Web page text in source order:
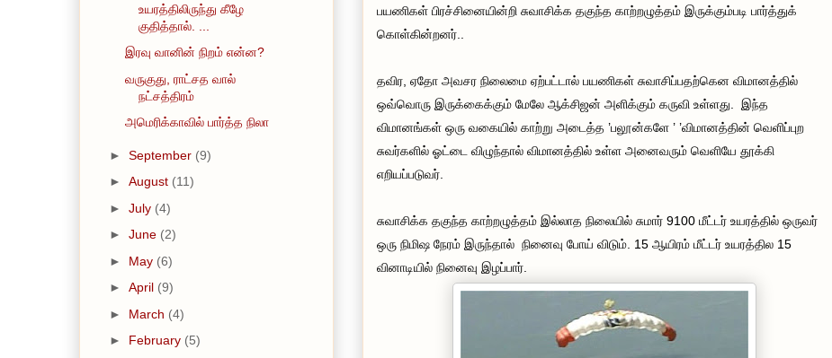
பயணிகள் பிரச்சினையின்றி சுவாசிக்க தகுந்த காற்றழுத்தம் இருக்கும்படி பார்த்துக்
கொள்கின்றனர்..
தவிர, ஏதோ அவசர நிலைமை ஏற்பட்டால் பயணிகள் சுவாசிப்பதற்கென விமானத்தில்
ஒவ்வொரு இருக்கைக்கும் மேலே ஆக்சிஜன் அளிக்கும் கருவி உள்ளது. இந்த
விமானங்கள் ஒரு வகையில் காற்று அடைத்த ’பலூன்களே ’ ’விமானத்தின் வெளிப்புற
சுவர்களில் ஓட்டை விழுந்தால் விமானத்தில் உள்ள அனைவரும் வெளியே தூக்கி
எறியப்படுவர்.
சுவாசிக்க தகுந்த காற்றழுத்தம் இல்லாத நிலையில் சுமார் 9100 மீட்டர் உயரத்தில் ஒருவர்
ஒரு நிமிஷ நேரம் இருந்தால் நினைவு போய் விடும். 15 ஆயிரம் மீட்டர் உயரத்தில 15
வினாடியில் நினைவு இழப்பார்.
உயரத்திலிருந்து கீழே
குதித்தால். ...
இரவு வானின் நிறம் என்ன?
வருகுது, ராட்சத வால்
நட்சத்திரம்
அமெரிக்காவில் பார்த்த நிலா
► September (9)
► August (11)
► July (4)
► June (2)
► May (6)
► April (9)
► March (4)
► February (5)